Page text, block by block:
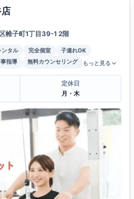
帷子町1丁目39-1 2階
ンタル 完全個室
子連れOK
指導 無料カウンセリング もっと見る
定休日
月・木